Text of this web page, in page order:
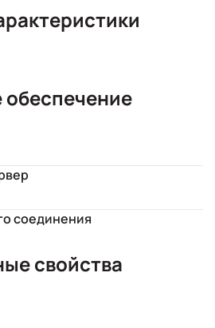
соединения
свойства